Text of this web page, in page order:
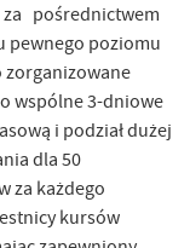
pośrednictwem
pewnego poziomu
zorganizowane
wspólne 3-dniowe
i podział dużej
dla 50
za każdego
kursów